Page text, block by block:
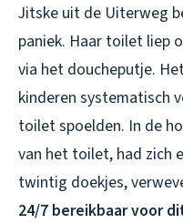
Jitske uit de Uiterweg
paniek. Haar toilet liep
via het doucheputje.
kinderen systematisch
toilet spoelden. In de
van het toilet, had zich
twintig doekjes,
24/7 bereikbaar voor